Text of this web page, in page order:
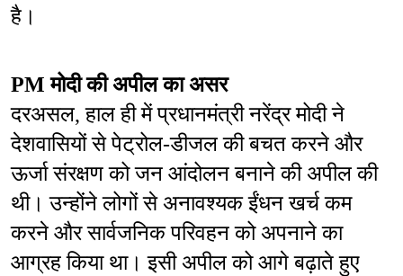
है।
PM मोदी की अपील का असर
दरअसल, हाल ही में प्रधानमंत्री नरेंद्र मोदी ने
देशवासियों से पेट्रोल-डीजल की बचत करने और
ऊर्जा संरक्षण को जन आंदोलन बनाने की अपील की
थी। उन्होंने लोगों से अनावश्यक ईंधन खर्च कम
करने और सार्वजनिक परिवहन को अपनाने का
आग्रह किया था। इसी अपील को आगे बढ़ाते हुए